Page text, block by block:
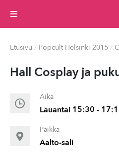
Valikko
Etusivu / Popcult Helsinki 2015 /
Hall Cosplay ja
Aika
Lauantai 15:30 -
Paikka
Aalto-sali